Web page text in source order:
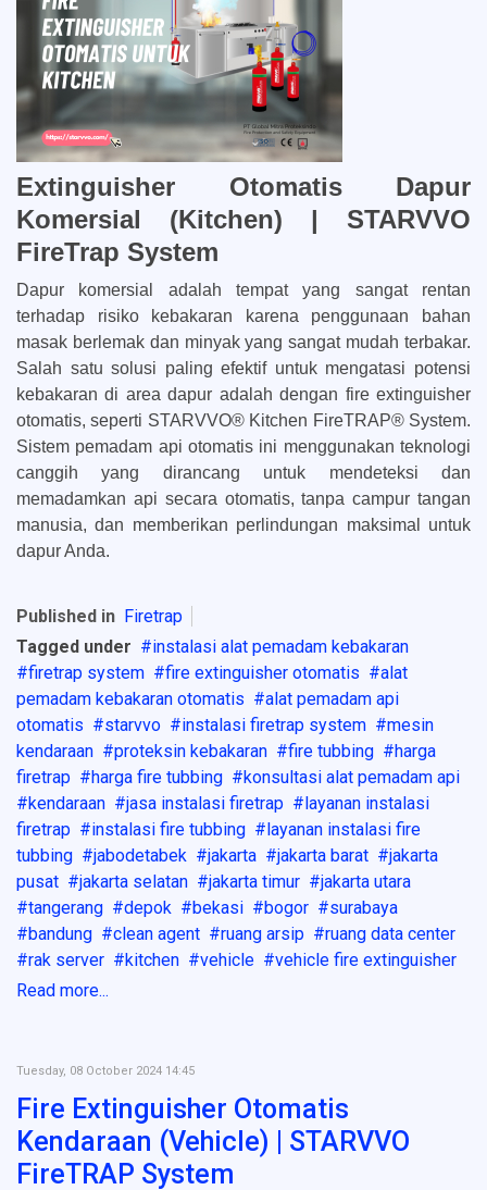
Extinguisher Otomatis Dapur
Komersial (Kitchen) | STARVVO
FireTrap System
Dapur komersial adalah tempat yang sangat rentan
terhadap risiko kebakaran karena penggunaan bahan
masak berlemak dan minyak yang sangat mudah terbakar.
Salah satu solusi paling efektif untuk mengatasi potensi
kebakaran di area dapur adalah dengan fire extinguisher
otomatis, seperti STARVVO® Kitchen FireTRAP® System.
Sistem pemadam api otomatis ini menggunakan teknologi
canggih yang dirancang untuk mendeteksi dan
memadamkan api secara otomatis, tanpa campur tangan
manusia, dan memberikan perlindungan maksimal untuk
dapur Anda.
Published in Firetrap
Tagged under
instalasi alat pemadam kebakaran
firetrap system
fire extinguisher otomatis
alat
pemadam kebakaran otomatis
alat pemadam api
otomatis
starvvo instalasi firetrap system
mesin
kendaraan
proteksin kebakaran fire tubbing
harga
firetrap
harga fire tubbing
konsultasi alat pemadam api
kendaraan
jasa instalasi firetrap
layanan instalasi
firetrap
instalasi fire tubbing
layanan instalasi fire
tubbing
jabodetabek jakarta jakarta barat
jakarta
pusat
jakarta selatan jakarta timur
jakarta utara
tangerang
depok bekasi bogor
surabaya
bandung
clean agent ruang arsip
ruang data center
rak server
kitchen vehicle
vehicle fire extinguisher
Read more...
Tuesday, 08 October 2024 14:45
Fire Extinguisher Otomatis
Kendaraan (Vehicle) | STARVVO
FireTRAP System